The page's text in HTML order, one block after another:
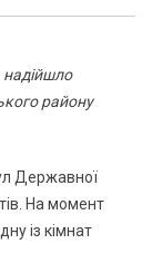
надійшло
району
Державної
На момент
із кімнат